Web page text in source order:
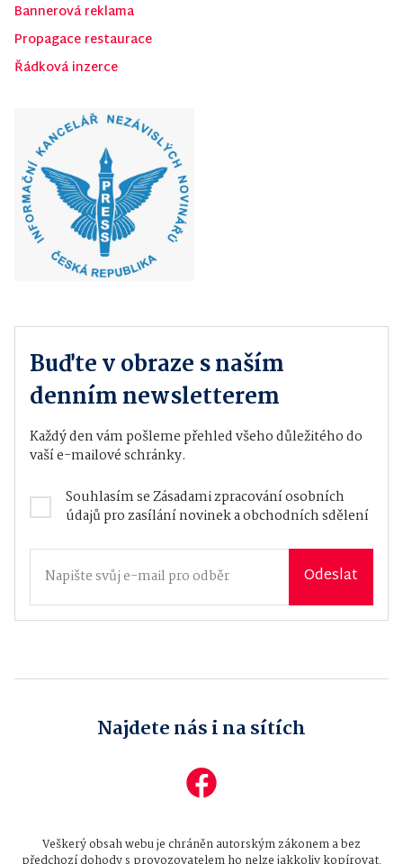
Bannerová reklama
Propagace restaurace
Řádková inzerce
Buďte v obraze s naším
denním newsletterem
Každý den vám pošleme přehled všeho důležitého do
vaší e-mailové schránky.
Souhlasím seZásadami zpracování osobních
údajůpro zasílání novinek a obchodních sdělení
Odeslat
Najdete nás i na sítích
Veškerý obsah webu je chráněn autorským zákonem a bez